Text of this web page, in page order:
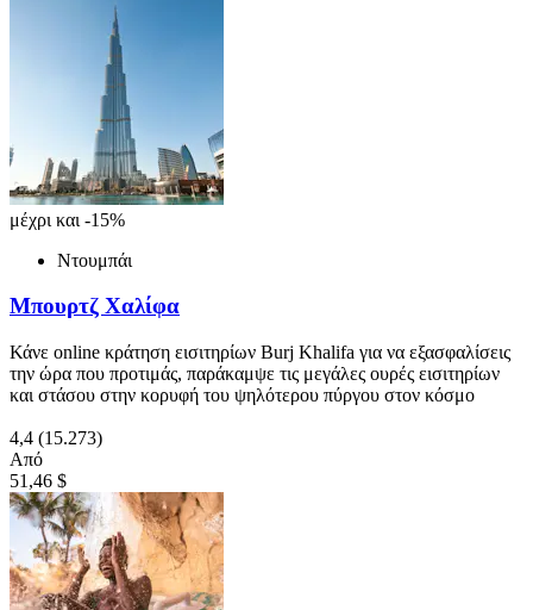
μέχρι και -15%
Ντουμπάι
Μπουρτζ Χαλίφα
Κάνε online κράτηση εισιτηρίων Burj Khalifa για να εξασφαλίσεις
την ώρα που προτιμάς, παράκαμψε τις μεγάλες ουρές εισιτηρίων
και στάσου στην κορυφή του ψηλότερου πύργου στον κόσμο
4,4 (15.273)
Από
51,46 $